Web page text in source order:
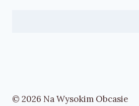
© 2026 Na Wysokim Obcasie